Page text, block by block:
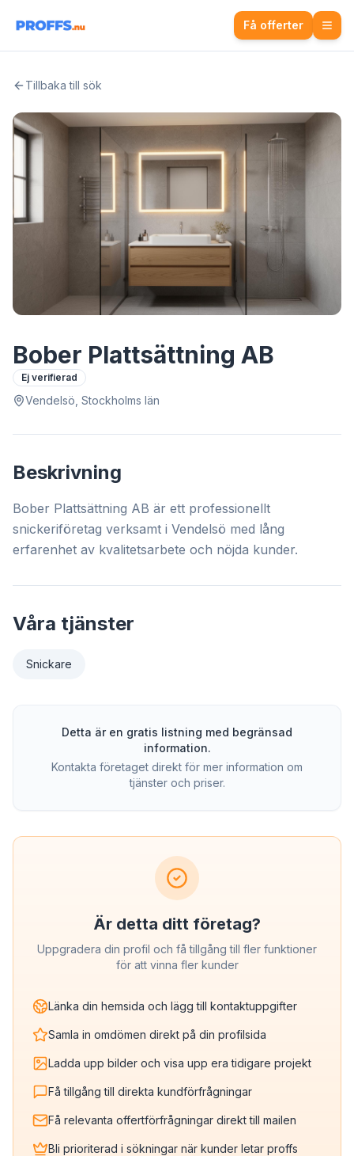
Få offerter
Tillbaka till sök
Bober Plattsättning AB
Ej verifierad
Vendelsö, Stockholms län
Beskrivning
Bober Plattsättning AB är ett professionellt
snickeriföretag verksamt i Vendelsö med lång
erfarenhet av kvalitetsarbete och nöjda kunder.
Våra tjänster
Snickare
Detta är en gratis listning med begränsad
information.
Kontakta företaget direkt för mer information om
tjänster och priser.
Är detta ditt företag?
Uppgradera din profil och få tillgång till fler funktioner
för att vinna fler kunder
Länka din hemsida och lägg till kontaktuppgifter
Samla in omdömen direkt på din profilsida
Ladda upp bilder och visa upp era tidigare projekt
Få tillgång till direkta kundförfrågningar
Få relevanta offertförfrågningar direkt till mailen
Bli prioriterad i sökningar när kunder letar proffs